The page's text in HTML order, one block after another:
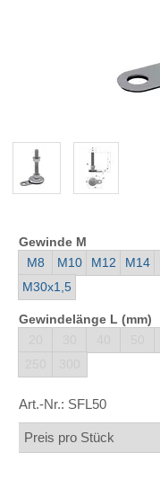
Gewinde M
M8 M10 M12 M14
M30x1,5
Gewindelänge L (mm)
Art.-Nr.: SFL50
Preis pro Stück